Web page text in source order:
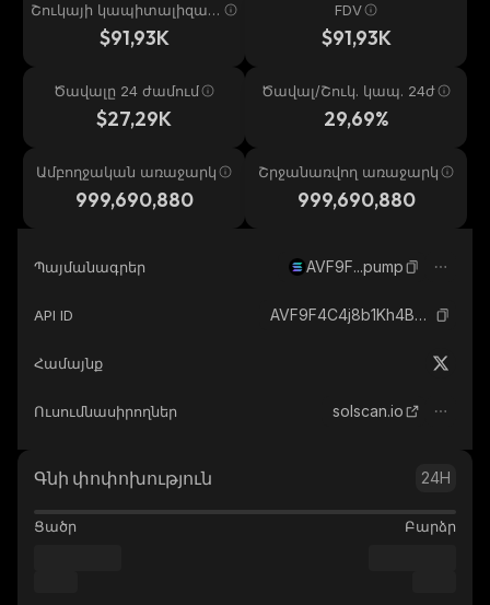
Շուկայի կապիտալիզաց
$91,93K
FDV
$91,93K
Ծավալը 24 ժամում
$27,29K
Ծավալ/Շուկ. կապ. 24ժ
29,69%
Ամբողջական առաջարկ
999,690,880
Շրջանառվող առաջարկ
999,690,880
Պայմանագրեր AVF9F...pump
API ID AVF9F4C4j8b1Kh4BmNHqybDaHgnZpJ7W7yLvL7hUpump_solana
Համայնք
Ուսումնասիրողներ solscan.io
Գնի փոփոխություն 24H
Ցածր Բարձր